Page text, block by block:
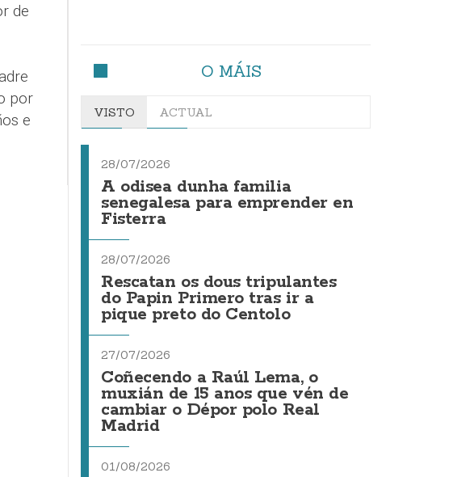
de
por
e
O MÁIS
VISTO ACTUAL
28/07/2026
A odisea dunha familia
senegalesa para emprender en
Fisterra
28/07/2026
Rescatan os dous tripulantes
do Papin Primero tras ir a
pique preto do Centolo
27/07/2026
Coñecendo a Raúl Lema, o
muxián de 15 anos que vén de
cambiar o Dépor polo Real
Madrid
01/08/2026